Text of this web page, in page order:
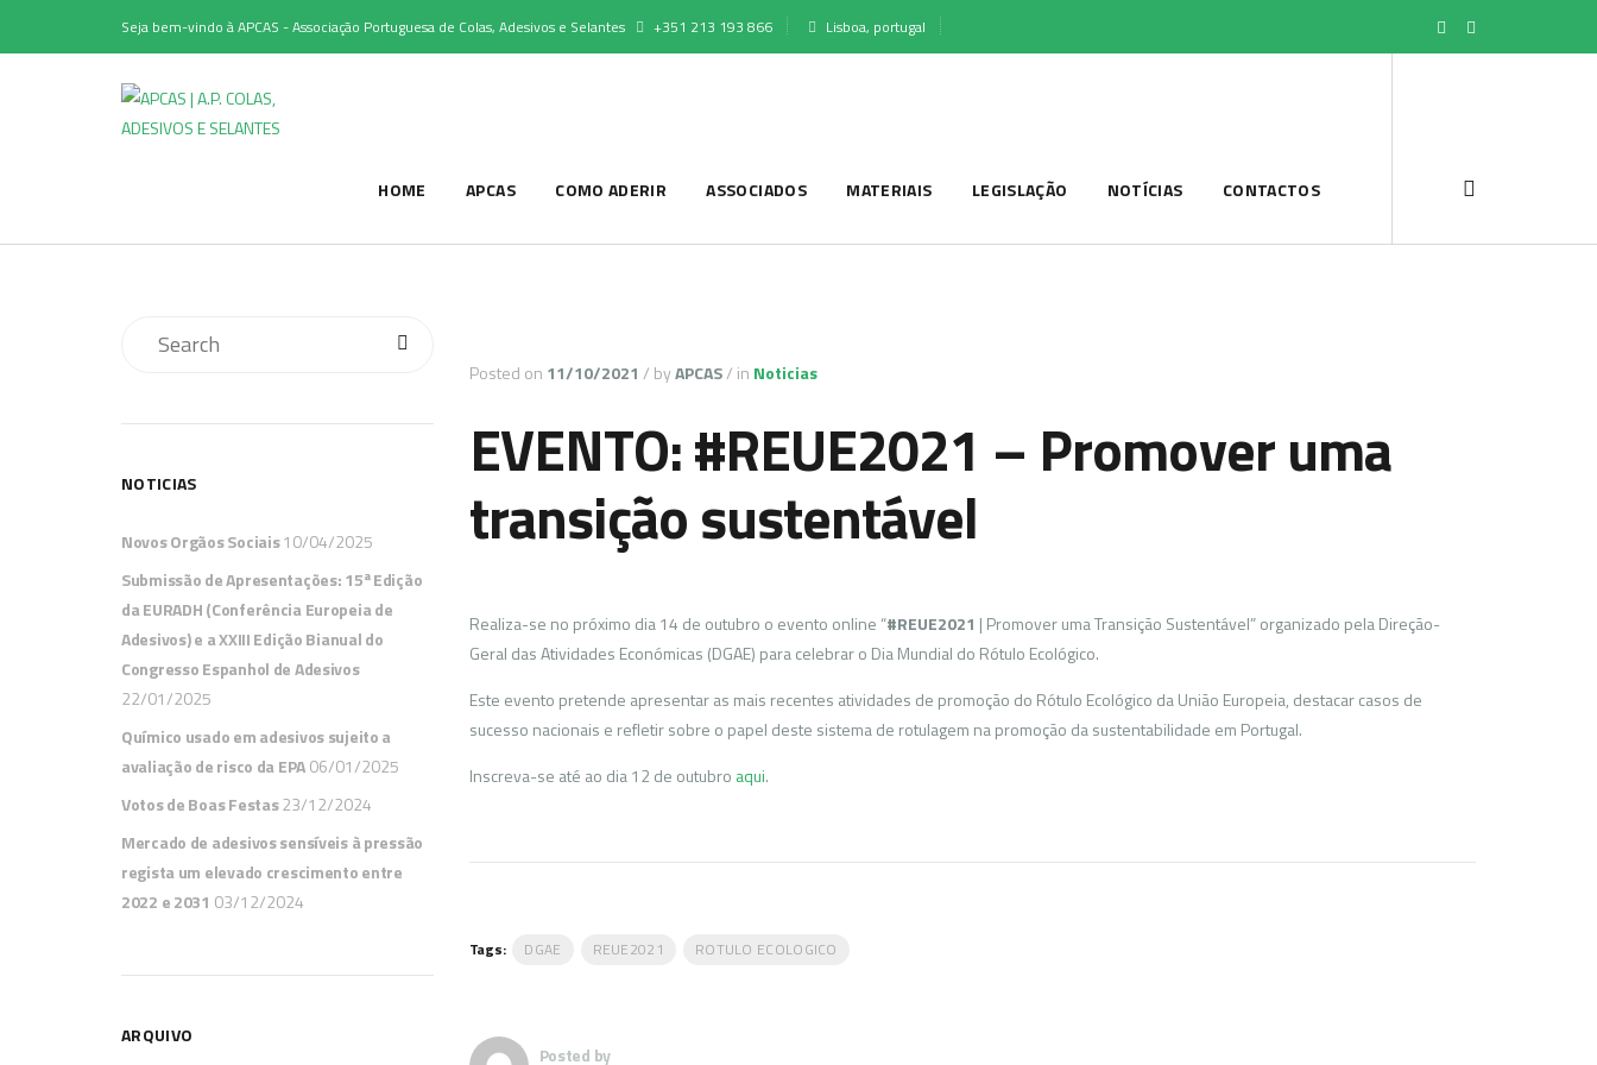
Seja bem-vindo à APCAS - Associação Portuguesa de Colas, Adesivos e Selantes +351 213 193 866 Lisboa, portugal
HOME APCAS COMO ADERIR ASSOCIADOS MATERIAIS LEGISLAÇÃO NOTÍCIAS CONTACTOS
Posted on 11/10/2021 / byAPCAS/ in Noticias
EVENTO: #REUE2021 – Promover uma
transição sustentável
Realiza-se no próximo dia 14 de outubro o evento online “#REUE2021 | Promover uma Transição Sustentável” organizado pela Direção-
Geral das Atividades Económicas (DGAE) para celebrar o Dia Mundial do Rótulo Ecológico.
Este evento pretende apresentar as mais recentes atividades de promoção do Rótulo Ecológico da União Europeia, destacar casos de
sucesso nacionais e refletir sobre o papel deste sistema de rotulagem na promoção da sustentabilidade em Portugal.
Inscreva-se até ao dia 12 de outubro aqui.
Tags: DGAE REUE2021 ROTULO ECOLOGICO
Posted by
NOTICIAS
Novos Orgãos Sociais10/04/2025
Submissão de Apresentações: 15ª Edição
da EURADH (Conferência Europeia de
Adesivos) e a XXIII Edição Bianual do
Congresso Espanhol de Adesivos
22/01/2025
Químico usado em adesivos sujeito a
avaliação de risco da EPA06/01/2025
Votos de Boas Festas23/12/2024
Mercado de adesivos sensíveis à pressão
regista um elevado crescimento entre
2022 e 2031 03/12/2024
ARQUIVO